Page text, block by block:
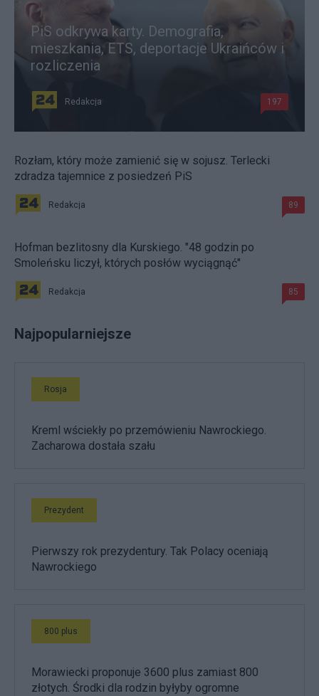
PiS odkrywa karty. Demografia,
mieszkania, ETS, deportacje Ukraińców i
rozliczenia
Redakcja 197
Rozłam, który może zamienić się w sojusz. Terlecki
zdradza tajemnice z posiedzeń PiS
Redakcja 89
Hofman bezlitosny dla Kurskiego. "48 godzin po
Smoleńsku liczył, których posłów wyciągnąć"
Redakcja 85
Najpopularniejsze
Rosja
Kreml wściekły po przemówieniu Nawrockiego.
Zacharowa dostała szału
Prezydent
Pierwszy rok prezydentury. Tak Polacy oceniają
Nawrockiego
800 plus
Morawiecki proponuje 3600 plus zamiast 800
złotych. Środki dla rodzin byłyby ogromne